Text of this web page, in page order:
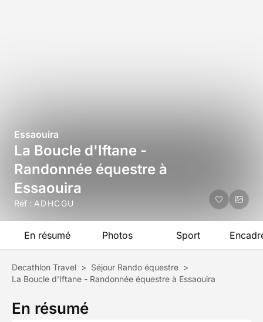
Essaouira
La Boucle d'Iftane -
Randonnée équestre à
Essaouira
Réf : ADHCGU
En résumé Photos Sport
Decathlon Travel > Séjour Rando équestre >
La Boucle d'Iftane - Randonnée équestre à Essaouira
En résumé